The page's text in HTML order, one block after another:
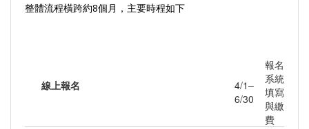
整體流程橫跨約8個月，主要時程如下
線上報名
4/1–
6/30
報名
系統
填寫
與繳
費